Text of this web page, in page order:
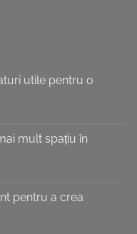
utile pentru o
mult spațiu în
pentru a crea